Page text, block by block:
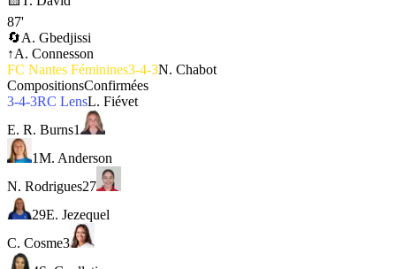
87'
🔄A. Gbedjissi
↑A. Connesson
FC Nantes Féminines3-4-3N. Chabot
CompositionsConfirmées
3-4-3RC LensL. Fiévet
E. R. Burns1
1M. Anderson
N. Rodrigues27
29E. Jezequel
C. Cosme3